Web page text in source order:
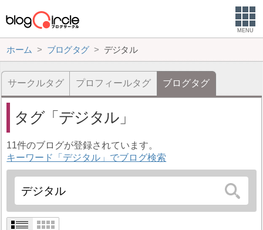
MENU
ホーム ブログタグ デジタル
サークルタグ プロフィールタグ ブログタグ
タグ デジタル
11件のブログが登録されています。
キーワード「デジタル」でブログ検索